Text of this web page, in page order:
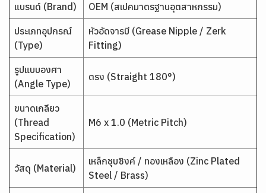
แบรนด์ (Brand) OEM (สเปคมาตรฐานอุตสาหกรรม)
ประเภทอุปกรณ์
(Type)
หัวอัดจารบี (Grease Nipple / Zerk
Fitting)
รูปแบบองศา
(Angle Type)
ตรง (Straight 180°)
ขนาดเกลียว
(Thread
Specification)
M6 x 1.0 (Metric Pitch)
วัสดุ (Material)
เหล็กชุบซิงค์ / ทองเหลือง (Zinc Plated
Steel / Brass)